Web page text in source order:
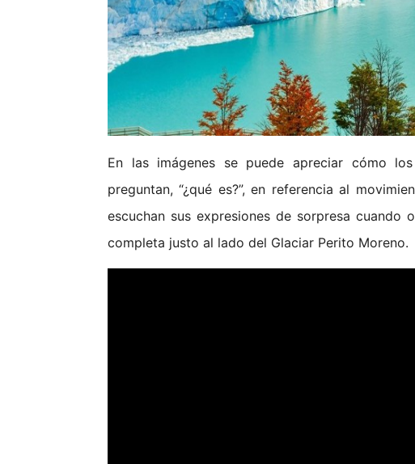
En las imágenes se puede apreciar cómo
preguntan, “¿qué es?”, en referencia al
escuchan sus expresiones de sorpresa cuando
completa justo al lado del Glaciar Perito Moreno.